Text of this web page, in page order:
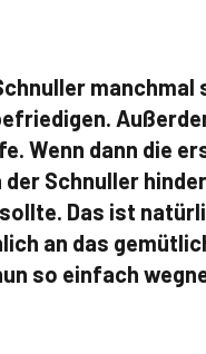
Wenn dann die
Schnuller
Das ist
an das
so einfach